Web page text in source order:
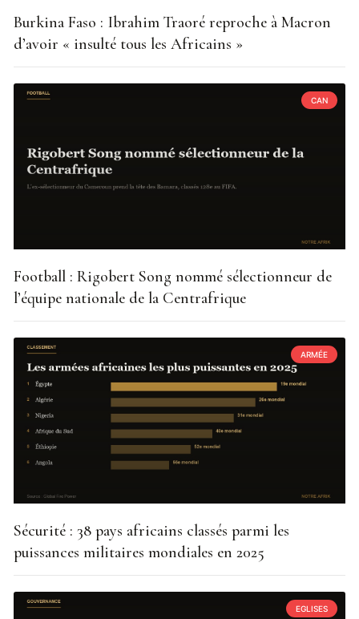
Burkina Faso : Ibrahim Traoré reproche à Macron
d’avoir « insulté tous les Africains »
CAN
Football : Rigobert Song nommé sélectionneur de
l’équipe nationale de la Centrafrique
ARMÉE
Sécurité : 38 pays africains classés parmi les
puissances militaires mondiales en 2025
EGLISES